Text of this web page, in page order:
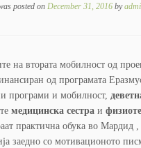
posted on December 31, 2016 by
на втората мобилност од
од програмата
програми и мобилност,
медицинска сестра и
практична обука во
заедно со мотивационото